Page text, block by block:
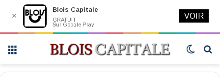
Switch
✕
Blois Capitale
GRATUIT
Sur Google Play
VOIR